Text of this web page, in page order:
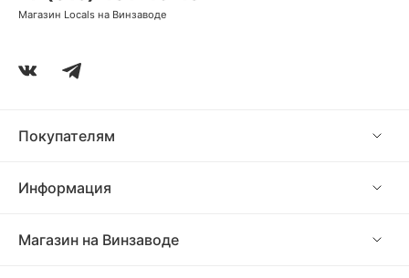
Покупателям
Информация
Магазин на Винзаводе
Магазин Locals на Винзаводе